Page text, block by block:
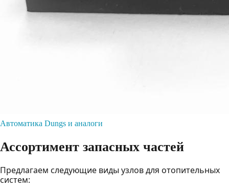
Автоматика Dungs и аналоги
Ассортимент запасных частей
Предлагаем следующие виды узлов для отопительных
систем: